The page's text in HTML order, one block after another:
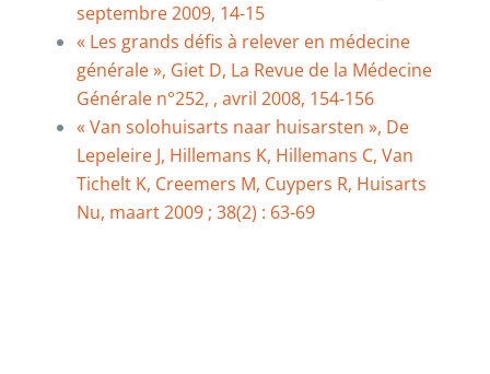
septembre 2009, 14-15
« Les grands défis à relever en médecine
générale », Giet D, La Revue de la Médecine
Générale n°252, , avril 2008, 154-156
« Van solohuisarts naar huisarsten », De
Lepeleire J, Hillemans K, Hillemans C, Van
Tichelt K, Creemers M, Cuypers R, Huisarts
Nu, maart 2009 ; 38(2) : 63-69